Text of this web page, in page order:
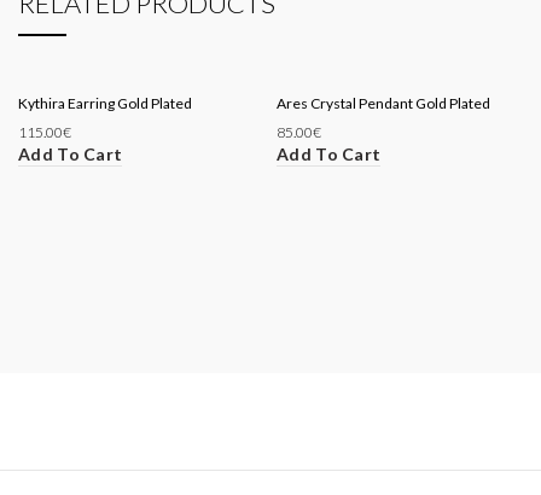
Kythira Earring Gold Plated
115.00€
Add To Cart
Ares Crystal Pendant Gold Plated
85.00€
Add To Cart